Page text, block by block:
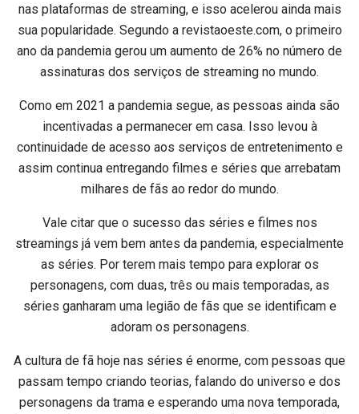
nas plataformas de streaming, e isso acelerou ainda mais
sua popularidade. Segundo a revistaoeste.com, o primeiro
ano da pandemia gerou um aumento de 26% no número de
assinaturas dos serviços de streaming no mundo.
Como em 2021 a pandemia segue, as pessoas ainda são
incentivadas a permanecer em casa. Isso levou à
continuidade de acesso aos serviços de entretenimento e
assim continua entregando filmes e séries que arrebatam
milhares de fãs ao redor do mundo.
Vale citar que o sucesso das séries e filmes nos
streamings já vem bem antes da pandemia, especialmente
as séries. Por terem mais tempo para explorar os
personagens, com duas, três ou mais temporadas, as
séries ganharam uma legião de fãs que se identificam e
adoram os personagens.
A cultura de fã hoje nas séries é enorme, com pessoas que
passam tempo criando teorias, falando do universo e dos
personagens da trama e esperando uma nova temporada,